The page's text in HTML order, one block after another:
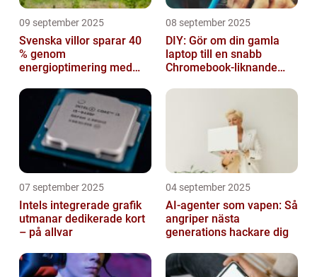
09 september 2025
Svenska villor sparar 40
% genom
energioptimering med
08 september 2025
DIY: Gör om din gamla
laptop till en snabb
Chromebook-liknande
07 september 2025
Intels integrerade grafik
utmanar dedikerade kort
– på allvar
04 september 2025
AI-agenter som vapen: Så
angriper nästa
generations hackare dig